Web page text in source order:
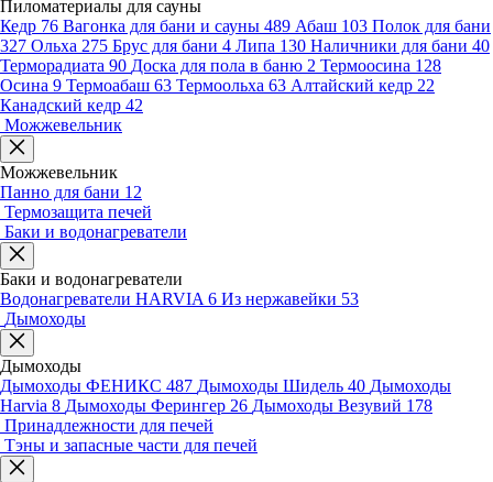
Пиломатериалы для сауны
Кедр 76 Вагонка для бани и сауны 489 Абаш 103 Полок для бани
327 Ольха 275 Брус для бани 4 Липа 130 Наличники для бани 40
Терморадиата 90 Доска для пола в баню 2 Термоосина 128
Осина 9 Термоабаш 63 Термоольха 63 Алтайский кедр 22
Канадский кедр 42
Можжевельник
Можжевельник
Панно для бани 12
Термозащита печей
Баки и водонагреватели
Баки и водонагреватели
Водонагреватели HARVIA 6 Из нержавейки 53
Дымоходы
Дымоходы
Дымоходы ФЕНИКС 487 Дымоходы Шидель 40 Дымоходы
Harvia 8 Дымоходы Ферингер 26 Дымоходы Везувий 178
Принадлежности для печей
Тэны и запасные части для печей